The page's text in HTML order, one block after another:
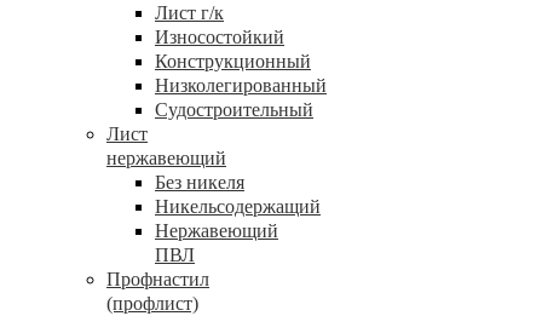
Лист г/к
Износостойкий
Конструкционный
Низколегированный
Судостроительный
Лист
нержавеющий
Без никеля
Никельсодержащий
Нержавеющий
ПВЛ
Профнастил
(профлист)